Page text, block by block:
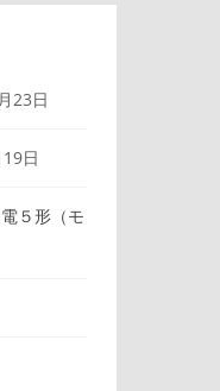
23日
日
５形（モ